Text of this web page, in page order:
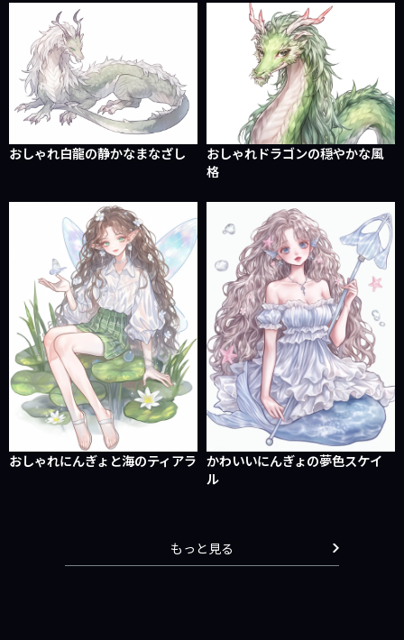
おしゃれ白龍の静かなまなざし
おしゃれドラゴンの穏やかな風
格
おしゃれにんぎょと海のティアラ かわいいにんぎょの夢色スケイ
ル
もっと見る